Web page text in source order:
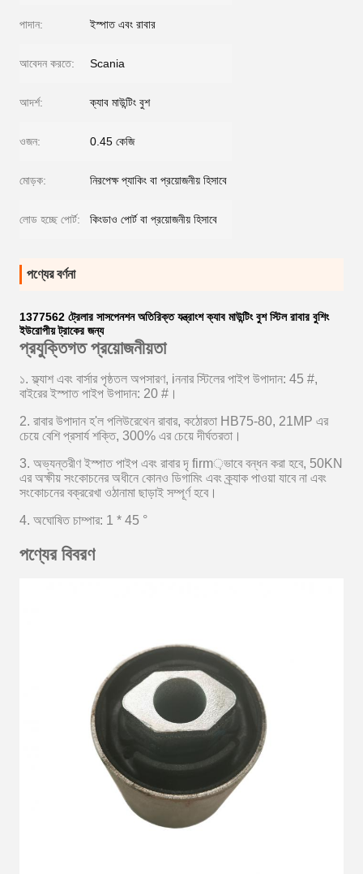
পাদান: ইস্পাত এবং রাবার
আবেদন করতে: Scania
আদর্শ: ক্যাব মাউন্টিং বুশ
ওজন: 0.45 কেজি
মোড়ক: নিরপেক্ষ প্যাকিং বা প্রয়োজনীয় হিসাবে
লোড হচ্ছে পোর্ট: কিংডাও পোর্ট বা প্রয়োজনীয় হিসাবে
পণ্যের বর্ণনা
1377562 ট্রেলার সাসপেনশন অতিরিক্ত যন্ত্রাংশ ক্যাব মাউন্টিং বুশ স্টিল রাবার বুশিং
ইউরোপীয় ট্রাকের জন্য
প্রযুক্তিগত প্রয়োজনীয়তা
১. ফ্ল্যাশ এবং বার্সার পৃষ্ঠতল অপসারণ, iননার স্টিলের পাইপ উপাদান: 45 #,
বাইরের ইস্পাত পাইপ উপাদান: 20 #।
2. রাবার উপাদান হ'ল পলিউরেথেন রাবার, কঠোরতা HB75-80, 21MP এর
চেয়ে বেশি প্রসার্য শক্তি, 300% এর চেয়ে দীর্ঘতরতা।
3. অভ্যন্তরীণ ইস্পাত পাইপ এবং রাবার দৃ firm়ভাবে বন্ধন করা হবে, 50KN
এর অক্ষীয় সংকোচনের অধীনে কোনও ডিগামিং এবং ক্র্যাক পাওয়া যাবে না এবং
সংকোচনের বক্ররেখা ওঠানামা ছাড়াই সম্পূর্ণ হবে।
4. অঘোষিত চাম্পার: 1 * 45 °
পণ্যের বিবরণ